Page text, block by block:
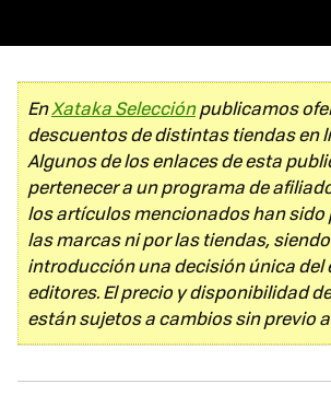
EnXataka Selecciónpublicamos
descuentos de distintas tiendas en
Algunos de los enlaces de esta
pertenecer a un programa de
los artículos mencionados han
las marcas ni por las tiendas,
introducción una decisión única del
editores. El precio y disponibilidad
están sujetos a cambios sin previo